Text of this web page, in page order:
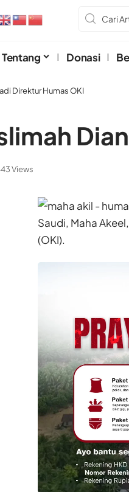
Tentang Donasi
Direktur Humas OKI
43 Views
Saudi, Maha
(OKI).